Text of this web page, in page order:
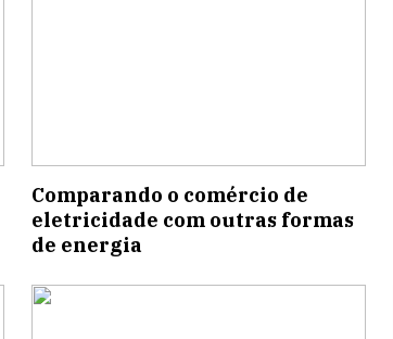
Comparando o comércio de
eletricidade com outras formas
de energia